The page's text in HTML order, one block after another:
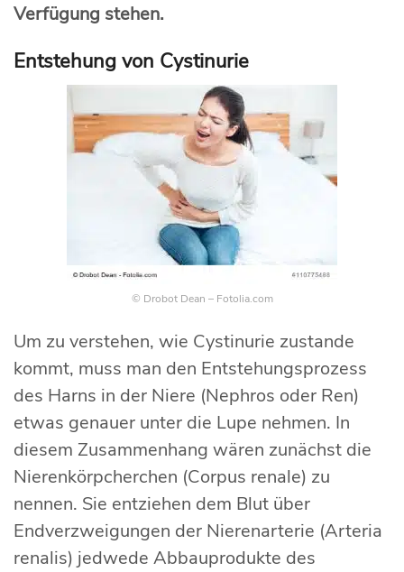
Verfügung stehen.
Entstehung von Cystinurie
© Drobot Dean – Fotolia.com
Um zu verstehen, wie Cystinurie zustande
kommt, muss man den Entstehungsprozess
des Harns in der Niere (Nephros oder Ren)
etwas genauer unter die Lupe nehmen. In
diesem Zusammenhang wären zunächst die
Nierenkörpcherchen (Corpus renale) zu
nennen. Sie entziehen dem Blut über
Endverzweigungen der Nierenarterie (Arteria
renalis) jedwede Abbauprodukte des